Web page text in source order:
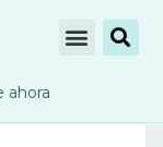
ahora